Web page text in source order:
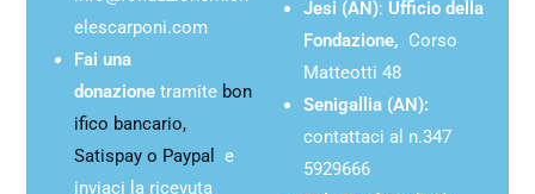
elescarponi.com
Fai una
donazione tramite bon
ifico bancario,
Satispay o Paypal
e
inviaci la ricevuta
Jesi (AN): Ufficio della
Fondazione, Corso
Matteotti 48
Senigallia (AN):
contattaci al n.347
5929666